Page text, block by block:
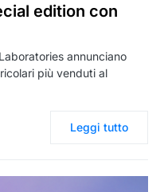
edition con
annunciano
più venduti al
Leggi tutto